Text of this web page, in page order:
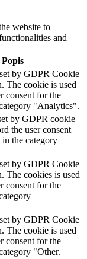
website to
and
Popis
by GDPR Cookie
The cookie is used
consent for the
"Analytics".
by GDPR cookie
the user consent
the category
by GDPR Cookie
The cookies is used
consent for the
by GDPR Cookie
The cookie is used
consent for the
"Other.